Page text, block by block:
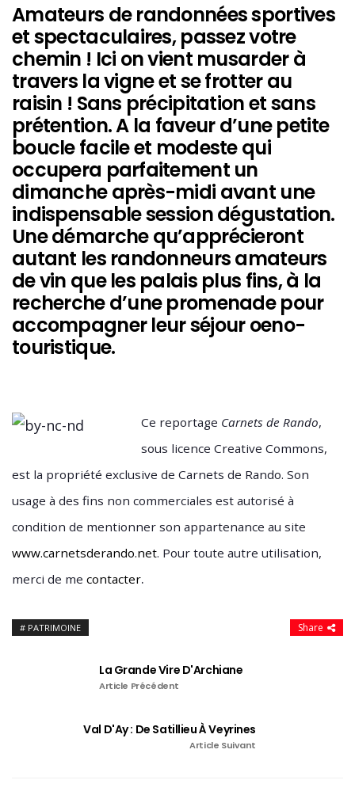
Amateurs de randonnées sportives
et spectaculaires, passez votre
chemin ! Ici on vient musarder à
travers la vigne et se frotter au
raisin ! Sans précipitation et sans
prétention. A la faveur d’une petite
boucle facile et modeste qui
occupera parfaitement un
dimanche après-midi avant une
indispensable session dégustation.
Une démarche qu’apprécieront
autant les randonneurs amateurs
de vin que les palais plus fins, à la
recherche d’une promenade pour
accompagner leur séjour oeno-
touristique.
Ce reportage Carnets de Rando,
sous licence Creative Commons,
est la propriété exclusive de Carnets de Rando. Son
usage à des fins non commerciales est autorisé à
condition de mentionner son appartenance au site
www.carnetsderando.net. Pour toute autre utilisation,
merci de me contacter.
PATRIMOINE Share
La Grande Vire D'Archiane
Article Précédent
Val D'Ay : De Satillieu À Veyrines
Article Suivant